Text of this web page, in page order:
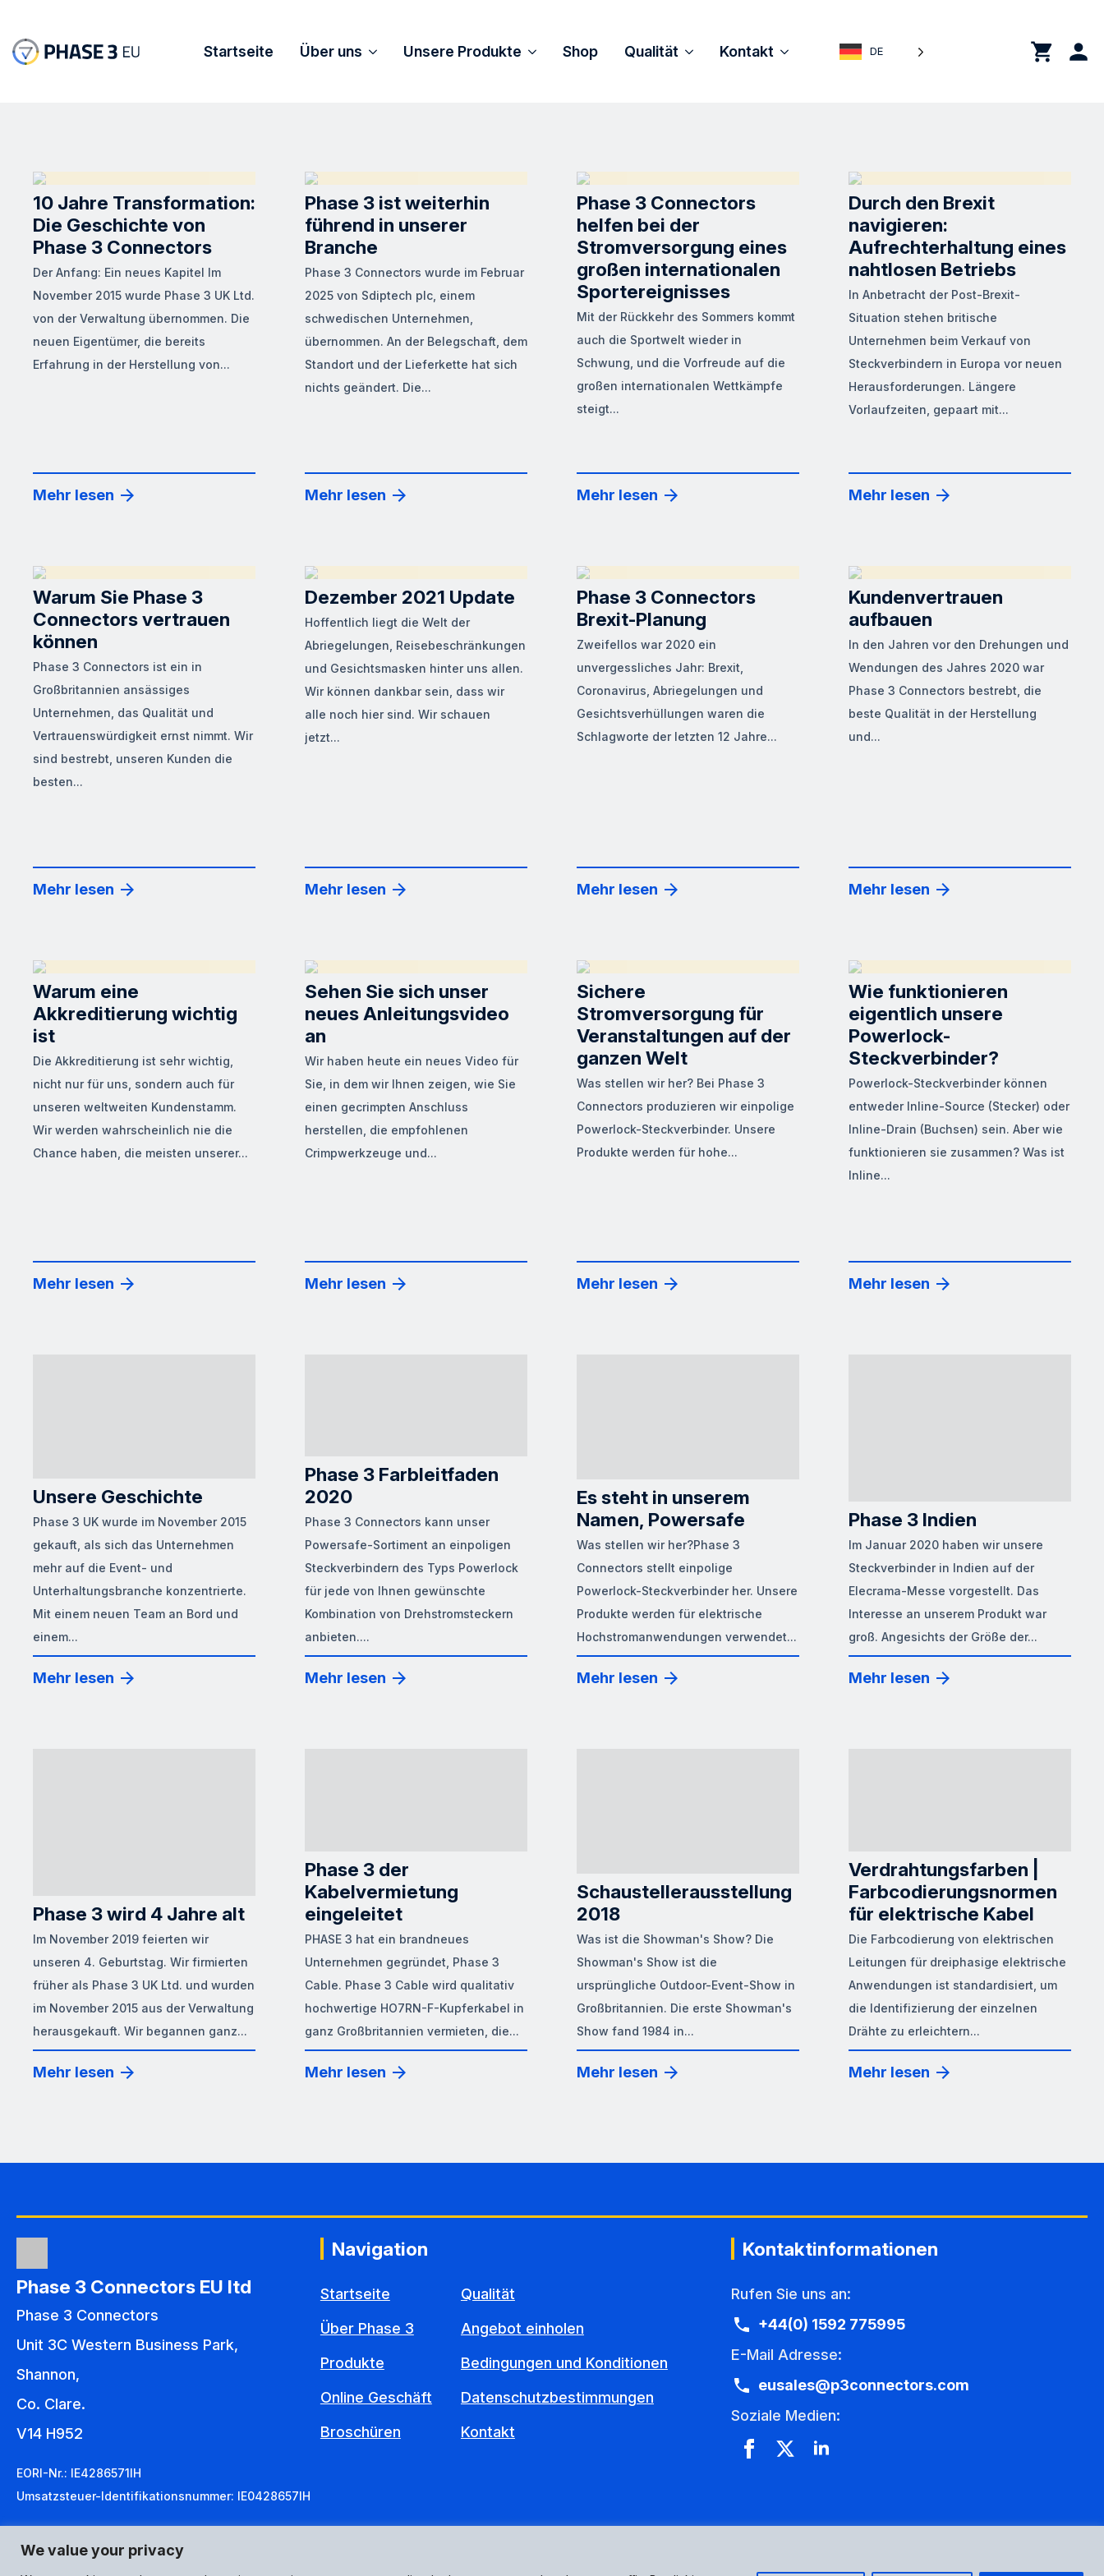
We value your privacy
Startseite Über uns Unsere Produkte Shop Qualität Kontakt DE
0
10 Jahre Transformation:
Die Geschichte von
Phase 3 Connectors
Der Anfang: Ein neues Kapitel Im
November 2015 wurde Phase 3 UK Ltd.
von der Verwaltung übernommen. Die
neuen Eigentümer, die bereits
Erfahrung in der Herstellung von...
Mehr lesen
Phase 3 ist weiterhin
führend in unserer
Branche
Phase 3 Connectors wurde im Februar
2025 von Sdiptech plc, einem
schwedischen Unternehmen,
übernommen. An der Belegschaft, dem
Standort und der Lieferkette hat sich
nichts geändert. Die...
Mehr lesen
Phase 3 Connectors
helfen bei der
Stromversorgung eines
großen internationalen
Sportereignisses
Mit der Rückkehr des Sommers kommt
auch die Sportwelt wieder in
Schwung, und die Vorfreude auf die
großen internationalen Wettkämpfe
steigt...
Mehr lesen
Durch den Brexit
navigieren:
Aufrechterhaltung eines
nahtlosen Betriebs
In Anbetracht der Post-Brexit-
Situation stehen britische
Unternehmen beim Verkauf von
Steckverbindern in Europa vor neuen
Herausforderungen. Längere
Vorlaufzeiten, gepaart mit...
Mehr lesen
Warum Sie Phase 3
Connectors vertrauen
können
Phase 3 Connectors ist ein in
Großbritannien ansässiges
Unternehmen, das Qualität und
Vertrauenswürdigkeit ernst nimmt. Wir
sind bestrebt, unseren Kunden die
besten...
Mehr lesen
Dezember 2021 Update
Hoffentlich liegt die Welt der
Abriegelungen, Reisebeschränkungen
und Gesichtsmasken hinter uns allen.
Wir können dankbar sein, dass wir
alle noch hier sind. Wir schauen
jetzt...
Mehr lesen
Phase 3 Connectors
Brexit-Planung
Zweifellos war 2020 ein
unvergessliches Jahr: Brexit,
Coronavirus, Abriegelungen und
Gesichtsverhüllungen waren die
Schlagworte der letzten 12 Jahre...
Mehr lesen
Kundenvertrauen
aufbauen
In den Jahren vor den Drehungen und
Wendungen des Jahres 2020 war
Phase 3 Connectors bestrebt, die
beste Qualität in der Herstellung
und...
Mehr lesen
Warum eine
Akkreditierung wichtig
ist
Die Akkreditierung ist sehr wichtig,
nicht nur für uns, sondern auch für
unseren weltweiten Kundenstamm.
Wir werden wahrscheinlich nie die
Chance haben, die meisten unserer...
Mehr lesen
Sehen Sie sich unser
neues Anleitungsvideo
an
Wir haben heute ein neues Video für
Sie, in dem wir Ihnen zeigen, wie Sie
einen gecrimpten Anschluss
herstellen, die empfohlenen
Crimpwerkzeuge und...
Mehr lesen
Sichere
Stromversorgung für
Veranstaltungen auf der
ganzen Welt
Was stellen wir her? Bei Phase 3
Connectors produzieren wir einpolige
Powerlock-Steckverbinder. Unsere
Produkte werden für hohe...
Mehr lesen
Wie funktionieren
eigentlich unsere
Powerlock-
Steckverbinder?
Powerlock-Steckverbinder können
entweder Inline-Source (Stecker) oder
Inline-Drain (Buchsen) sein. Aber wie
funktionieren sie zusammen? Was ist
Inline...
Mehr lesen
Unsere Geschichte
Phase 3 UK wurde im November 2015
gekauft, als sich das Unternehmen
mehr auf die Event- und
Unterhaltungsbranche konzentrierte.
Mit einem neuen Team an Bord und
einem...
Mehr lesen
Phase 3 Farbleitfaden
2020
Phase 3 Connectors kann unser
Powersafe-Sortiment an einpoligen
Steckverbindern des Typs Powerlock
für jede von Ihnen gewünschte
Kombination von Drehstromsteckern
anbieten....
Mehr lesen
Es steht in unserem
Namen, Powersafe
Was stellen wir her?Phase 3
Connectors stellt einpolige
Powerlock-Steckverbinder her. Unsere
Produkte werden für elektrische
Hochstromanwendungen verwendet...
Mehr lesen
Phase 3 Indien
Im Januar 2020 haben wir unsere
Steckverbinder in Indien auf der
Elecrama-Messe vorgestellt. Das
Interesse an unserem Produkt war
groß. Angesichts der Größe der...
Mehr lesen
Phase 3 wird 4 Jahre alt
Im November 2019 feierten wir
unseren 4. Geburtstag. Wir firmierten
früher als Phase 3 UK Ltd. und wurden
im November 2015 aus der Verwaltung
herausgekauft. Wir begannen ganz...
Mehr lesen
Phase 3 der
Kabelvermietung
eingeleitet
PHASE 3 hat ein brandneues
Unternehmen gegründet, Phase 3
Cable. Phase 3 Cable wird qualitativ
hochwertige HO7RN-F-Kupferkabel in
ganz Großbritannien vermieten, die...
Mehr lesen
Schaustellerausstellung
2018
Was ist die Showman's Show? Die
Showman's Show ist die
ursprüngliche Outdoor-Event-Show in
Großbritannien. Die erste Showman's
Show fand 1984 in...
Mehr lesen
Verdrahtungsfarben |
Farbcodierungsnormen
für elektrische Kabel
Die Farbcodierung von elektrischen
Leitungen für dreiphasige elektrische
Anwendungen ist standardisiert, um
die Identifizierung der einzelnen
Drähte zu erleichtern...
Mehr lesen
Phase 3 Connectors EU ltd
Phase 3 Connectors
Unit 3C Western Business Park,
Shannon,
Co. Clare.
V14 H952
EORI-Nr.: IE4286571IH
Umsatzsteuer-Identifikationsnummer: IE0428657IH
Navigation
Startseite
Über Phase 3
Produkte
Online Geschäft
Broschüren
Qualität
Angebot einholen
Bedingungen und Konditionen
Datenschutzbestimmungen
Kontakt
Kontaktinformationen
Rufen Sie uns an:
+44(0) 1592 775995
E-Mail Adresse:
eusales@p3connectors.com
Soziale Medien: